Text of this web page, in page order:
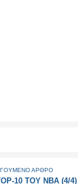
ΑΡΘΡΟ
10 TOY NBA (4/4)